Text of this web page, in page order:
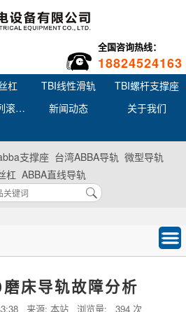
全国咨询热线：
18824524163
杠 TBI线性滑轨
TBI螺杆支撑座
TBI旋转系列滚珠丝杆花键 新闻动态
关于我们
支撑座 台湾ABBA导轨 微型导轨
杠 ABBA直线导轨
床导轨故障分析
来源: 本站 浏览量: 394 次